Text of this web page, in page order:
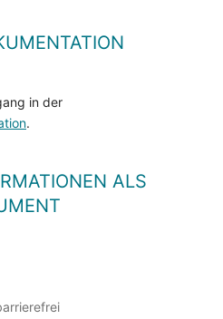
in der
.
ALS